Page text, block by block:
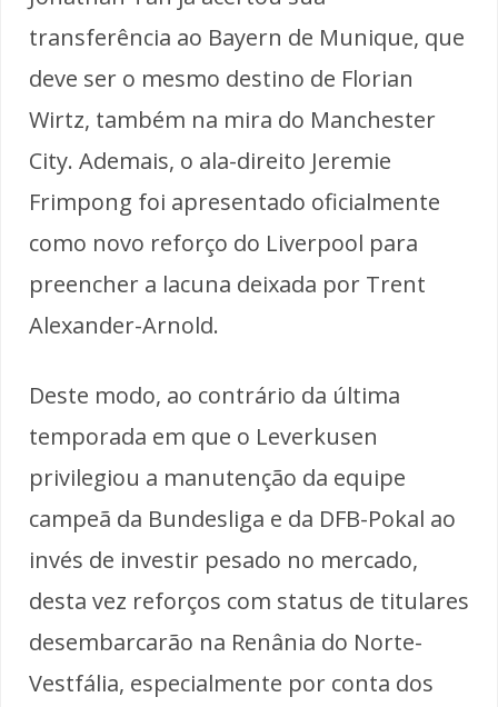
transferência ao Bayern de Munique, que
deve ser o mesmo destino de Florian
Wirtz, também na mira do Manchester
City. Ademais, o ala-direito Jeremie
Frimpong foi apresentado oficialmente
como novo reforço do Liverpool para
preencher a lacuna deixada por Trent
Alexander-Arnold.
Deste modo, ao contrário da última
temporada em que o Leverkusen
privilegiou a manutenção da equipe
campeã da Bundesliga e da DFB-Pokal ao
invés de investir pesado no mercado,
desta vez reforços com status de titulares
desembarcarão na Renânia do Norte-
Vestfália, especialmente por conta dos